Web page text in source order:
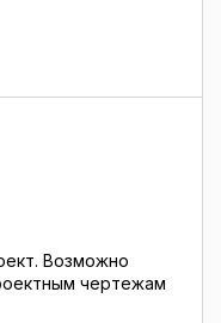
Возможно
чертежам